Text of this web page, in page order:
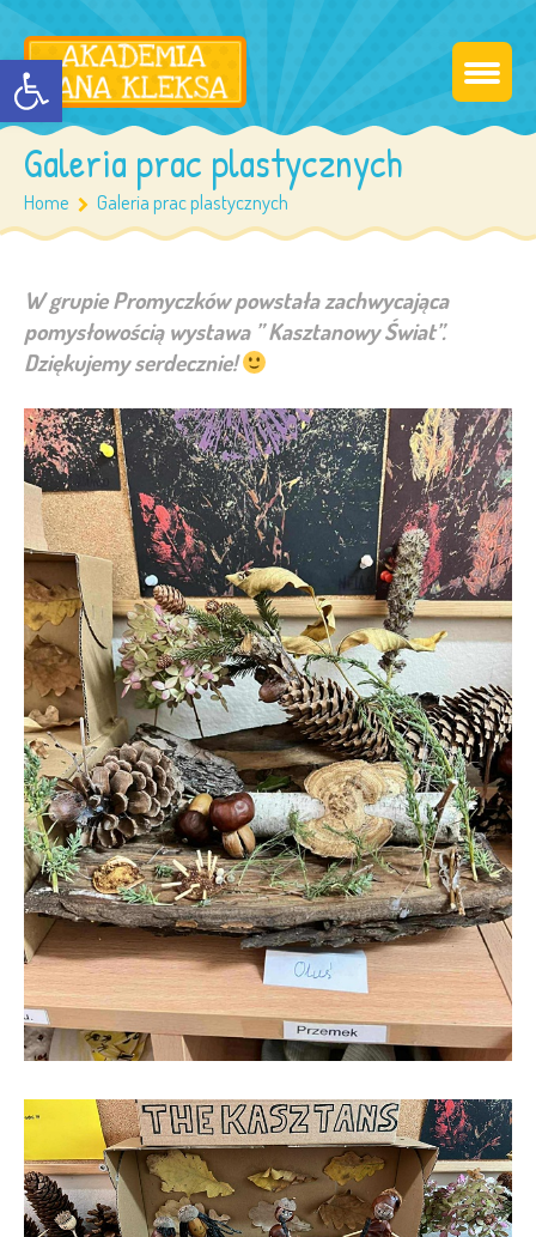
Otwórz pasek narzędzi
Galeria prac plastycznych
Home Galeria prac plastycznych
W grupie Promyczków powstała zachwycająca
pomysłowością wystawa ” Kasztanowy Świat”.
Dziękujemy serdecznie!